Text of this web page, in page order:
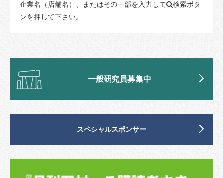
企業名（店舗名）、またはその一部を入力して
検索ボタ
ンを押して下さい。
一般研究員募集中
スペシャルスポンサー